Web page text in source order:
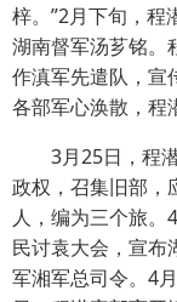
梓。”2月下旬，程
湖南督军汤芗铭。
作滇军先遣队，宣
各部军心涣散，程
3月25日，程潜
政权，召集旧部，
人，编为三个旅。
民讨袁大会，宣布
军湘军总司令。4